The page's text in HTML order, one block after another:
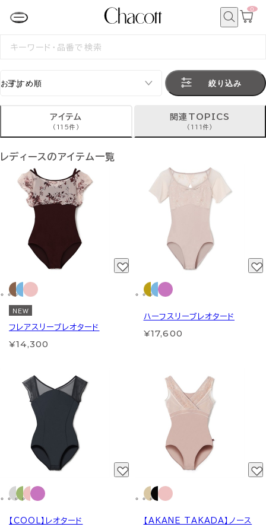
カ
0
検
絞り込み
アイテム
(115件)
関連TOPICS
(111件)
レディースのアイテム一覧
NEW
フレアスリーブレオタード
¥14,300
ハーフスリーブレオタード
¥17,600
【COOL】レオタード
【AKANE TAKADA】ノース